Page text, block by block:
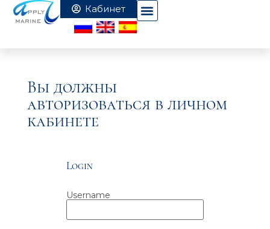
Вы должны
авторизоваться в личном
кабинете
Login
Username